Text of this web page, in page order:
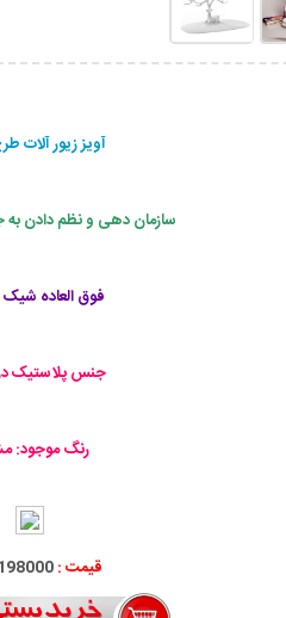
آویز زیور آلات
سازمان دهی و نظم دادن به
فوق العاده
جنس پلاستیک
رنگ موجود:
قیمت :198000